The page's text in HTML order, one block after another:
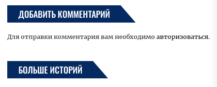
ДОБАВИТЬ КОММЕНТАРИЙ
Для отправки комментария вам необходимо авторизоваться.
БОЛЬШЕ ИСТОРИЙ